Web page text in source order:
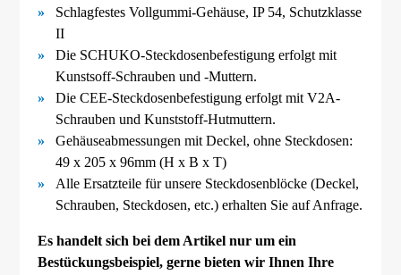
Schlagfestes Vollgummi-Gehäuse, IP 54, Schutzklasse
II
Die SCHUKO-Steckdosenbefestigung erfolgt mit
Kunstsoff-Schrauben und -Muttern.
Die CEE-Steckdosenbefestigung erfolgt mit V2A-
Schrauben und Kunststoff-Hutmuttern.
Gehäuseabmessungen mit Deckel, ohne Steckdosen:
49 x 205 x 96mm (H x B x T)
Alle Ersatzteile für unsere Steckdosenblöcke (Deckel,
Schrauben, Steckdosen, etc.) erhalten Sie auf Anfrage.
Es handelt sich bei dem Artikel nur um ein
Bestückungsbeispiel, gerne bieten wir Ihnen Ihre